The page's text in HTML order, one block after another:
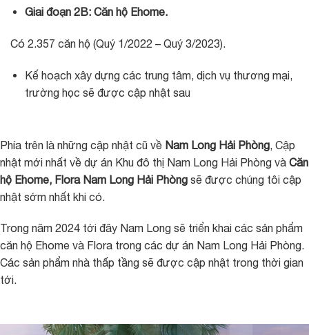
Giai đoạn 2B: Căn hộ Ehome.
Có 2.357 căn hộ (Quý 1/2022 – Quý 3/2023).
Kế hoạch xây dựng các trung tâm, dịch vụ thương mại,
trường học sẽ được cập nhật sau
Phía trên là những cập nhật cũ về Nam Long Hải Phòng , Cập
nhật mới nhất về dự án Khu đô thị Nam Long Hải Phòng và Căn
hộ Ehome, Flora Nam Long Hải Phòng sẽ được chúng tôi cập
nhật sớm nhất khi có.
Trong năm 2024 tới đây Nam Long sẽ triển khai các sản phẩm
căn hộ Ehome và Flora trong các dự án Nam Long Hải Phòng.
Các sản phẩm nhà thấp tầng sẽ được cập nhật trong thời gian
tới.